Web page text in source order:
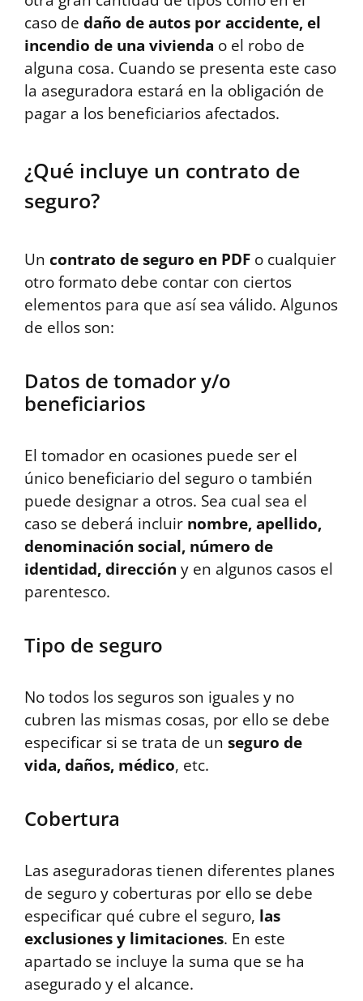
caso de daño de autos por accidente, el
incendio de una vivienda o el robo de
alguna cosa. Cuando se presenta este caso
la aseguradora estará en la obligación de
pagar a los beneficiarios afectados.
¿Qué incluye un contrato de
seguro?
Un contrato de seguro en PDF o cualquier
otro formato debe contar con ciertos
elementos para que así sea válido. Algunos
de ellos son:
Datos de tomador y/o
beneficiarios
El tomador en ocasiones puede ser el
único beneficiario del seguro o también
puede designar a otros. Sea cual sea el
caso se deberá incluir nombre, apellido,
denominación social, número de
identidad, dirección y en algunos casos el
parentesco.
Tipo de seguro
No todos los seguros son iguales y no
cubren las mismas cosas, por ello se debe
especificar si se trata de un seguro de
vida, daños, médico, etc.
Cobertura
Las aseguradoras tienen diferentes planes
de seguro y coberturas por ello se debe
especificar qué cubre el seguro, las
exclusiones y limitaciones. En este
apartado se incluye la suma que se ha
asegurado y el alcance.